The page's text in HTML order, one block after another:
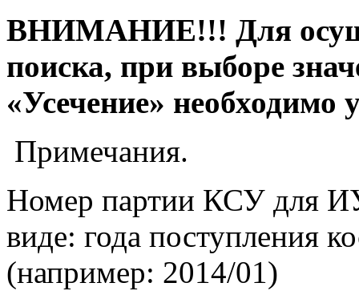
ВНИМАНИЕ!!! Для
поиска, при выборе
«Усечение» необходимо
Примечания.
Номер партии КСУ для
виде: года поступления
(например: 2014/01)